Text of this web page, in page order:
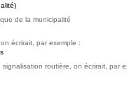
de la municipalité
écrirait, par exemple :
routière, on écrirait, par